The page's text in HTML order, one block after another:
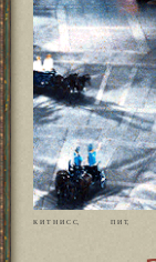
К И Т Н И С С, П